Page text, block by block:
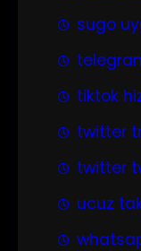
sugo
tiktok
twitter
twitter
ucuz